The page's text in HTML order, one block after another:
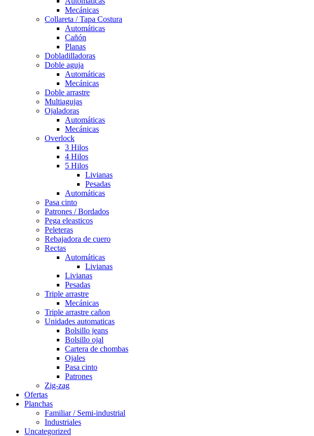
Mecánicas
Collareta / Tapa Costura
Automáticas
Cañón
Planas
Dobladilladoras
Doble aguja
Automáticas
Mecánicas
Doble arrastre
Multiagujas
Ojaladoras
Automáticas
Mecánicas
Overlock
3 Hilos
4 Hilos
5 Hilos
Livianas
Pesadas
Automáticas
Pasa cinto
Patrones / Bordados
Pega eleasticos
Peleteras
Rebajadora de cuero
Rectas
Automáticas
Livianas
Livianas
Pesadas
Triple arrastre
Mecánicas
Triple arrastre cañon
Unidades automaticas
Bolsillo jeans
Bolsillo ojal
Cartera de chombas
Ojales
Pasa cinto
Patrones
Zig-zag
Ofertas
Planchas
Familiar / Semi-industrial
Industriales
Uncategorized